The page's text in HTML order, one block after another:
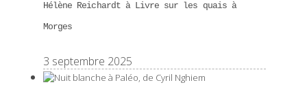
Hélène Reichardt à Livre sur les quais à
Morges
3 septembre 2025